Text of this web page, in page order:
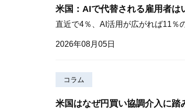
米国：AIで代替される雇用者は
直近で4％、AI活用が広がれば11％
2026年08月05日
コラム
米国はなぜ円買い協調介入に踏